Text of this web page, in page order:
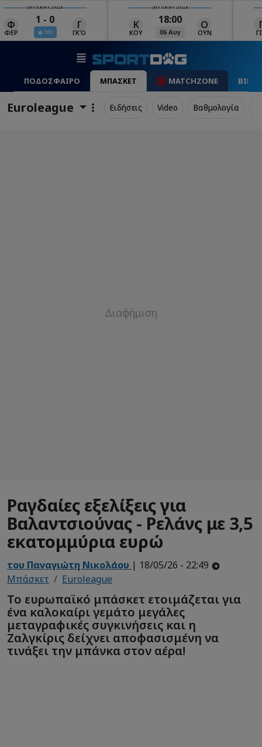
UEFA EUROPA LEAGUE
Κ 18:00
06 Αυγ ΟΥΝ
UEFA EUROPA LEAGUE
ΓΙΑ
19:00
06 Αυγ
Ρ
ΡΈΙ ΜΑΚ
ΠΟΔΟΣΦΑΙΡΟ ΜΠΑΣΚΕΤ MATCHZONE
Euroleague Ειδήσεις Video Βαθμολογία
Ραγδαίες εξελίξεις για
Βαλαντσιούνας - Ρελάνς με 3,5
εκατομμύρια ευρώ
του Παναγιώτη Νικολάου | 18/05/26 - 22:49
Μπάσκετ
Euroleague
Το ευρωπαϊκό μπάσκετ ετοιμάζεται για
ένα καλοκαίρι γεμάτο μεγάλες
μεταγραφικές συγκινήσεις και η
Ζαλγκίρις δείχνει αποφασισμένη να
τινάξει την μπάνκα στον αέρα!